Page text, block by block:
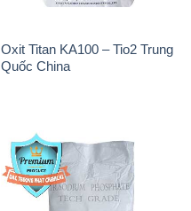
Oxit Titan KA100 – Tio2 Trung
Quốc China